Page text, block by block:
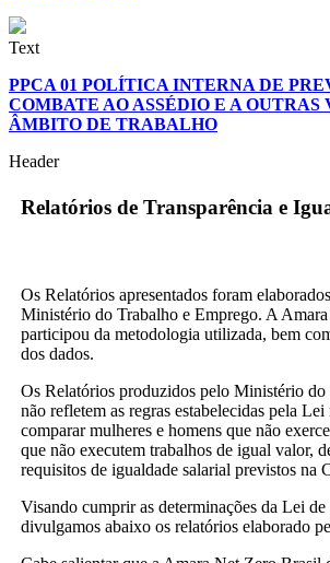
Text
PPCA 01 POLÍTICA INTERNA DE
COMBATE AO ASSÉDIO E A
ÂMBITO DE TRABALHO
Header
Relatórios de Transparência e
Os Relatórios apresentados foram
Ministério do Trabalho e Emprego. A
participou da metodologia utilizada, bem
dos dados.
Os Relatórios produzidos pelo Ministério
não refletem as regras estabelecidas pela
comparar mulheres e homens que não
que não executem trabalhos de igual valor,
requisitos de igualdade salarial previstos na
Visando cumprir as determinações da Lei
divulgamos abaixo os relatórios elaborado